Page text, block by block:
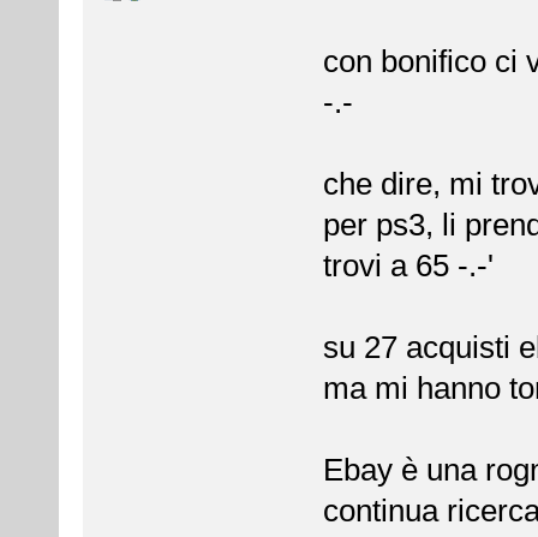
con bonifico ci
-.-
che dire, mi
per ps3, li
trovi a 65 -.-'
su 27 acquisti
ma mi hanno
Ebay è una
continua